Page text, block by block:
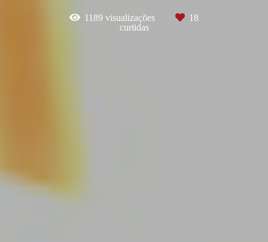
1189 visualizações
18
curtidas